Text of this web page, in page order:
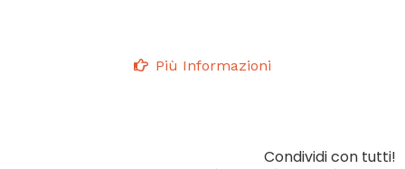
Più Informazioni
Condividi con tutti!